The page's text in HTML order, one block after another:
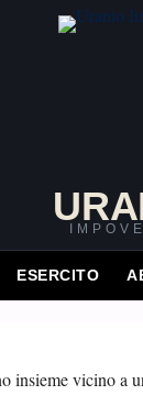
ESERCITO